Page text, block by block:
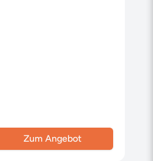
Zum Angebot